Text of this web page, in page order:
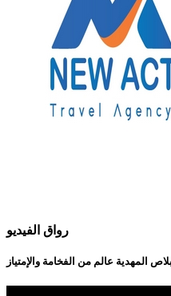
رواق الفيديو
المهدية عالم من الفخامة والإمتياز